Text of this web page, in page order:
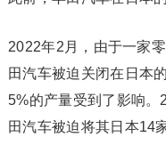
2022年2月，由于一家
田汽车被迫关闭在日本
5%的产量受到了影响
田汽车被迫将其日本14